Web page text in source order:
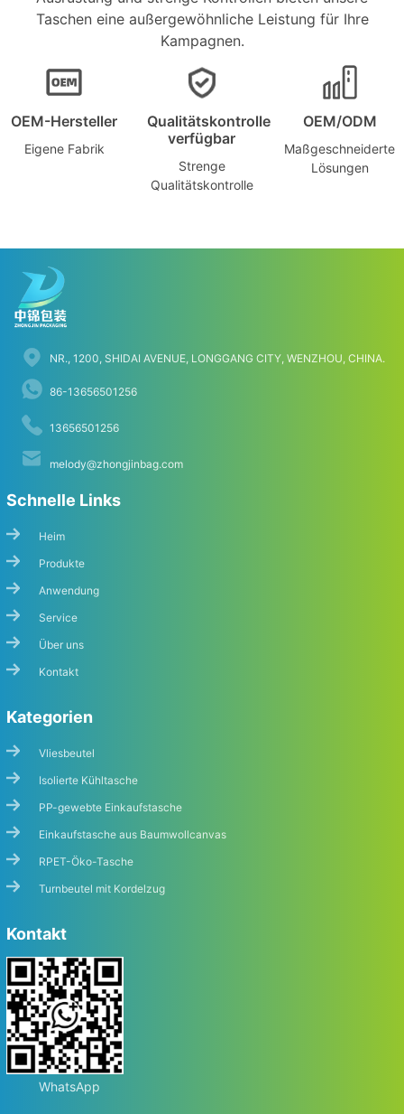
Taschen eine außergewöhnliche Leistung für Ihre
Kampagnen.
OEM-Hersteller
Eigene Fabrik
Qualitätskontrolle
verfügbar
Strenge
Qualitätskontrolle
OEM/ODM
Maßgeschneiderte
Lösungen
NR., 1200, SHIDAI AVENUE, LONGGANG CITY, WENZHOU, CHINA.
86-13656501256
13656501256
melody@zhongjinbag.com
Schnelle Links
Heim
Produkte
Anwendung
Service
Über uns
Kontakt
Kategorien
Vliesbeutel
Isolierte Kühltasche
PP-gewebte Einkaufstasche
Einkaufstasche aus Baumwollcanvas
RPET-Öko-Tasche
Turnbeutel mit Kordelzug
Kontakt
WhatsApp